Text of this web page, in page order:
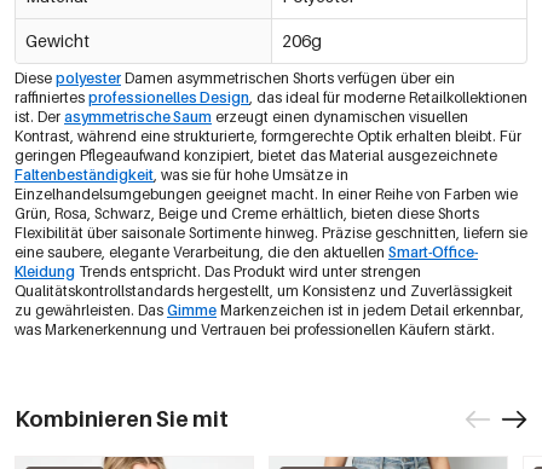
Gewicht 206g
Diese polyester Damen asymmetrischen Shorts verfügen über ein
raffiniertes professionelles Design, das ideal für moderne Retailkollektionen
ist. Der asymmetrische Saum erzeugt einen dynamischen visuellen
Kontrast, während eine strukturierte, formgerechte Optik erhalten bleibt. Für
geringen Pflegeaufwand konzipiert, bietet das Material ausgezeichnete
Faltenbeständigkeit, was sie für hohe Umsätze in
Einzelhandelsumgebungen geeignet macht. In einer Reihe von Farben wie
Grün, Rosa, Schwarz, Beige und Creme erhältlich, bieten diese Shorts
Flexibilität über saisonale Sortimente hinweg. Präzise geschnitten, liefern sie
eine saubere, elegante Verarbeitung, die den aktuellen Smart-Office-
Kleidung Trends entspricht. Das Produkt wird unter strengen
Qualitätskontrollstandards hergestellt, um Konsistenz und Zuverlässigkeit
zu gewährleisten. Das Gimme Markenzeichen ist in jedem Detail erkennbar,
was Markenerkennung und Vertrauen bei professionellen Käufern stärkt.
Kombinieren Sie mit